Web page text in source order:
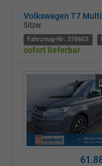
Volkswagen T7
Sitzer
Fahrzeug-Nr: 378603
sofort lieferbar